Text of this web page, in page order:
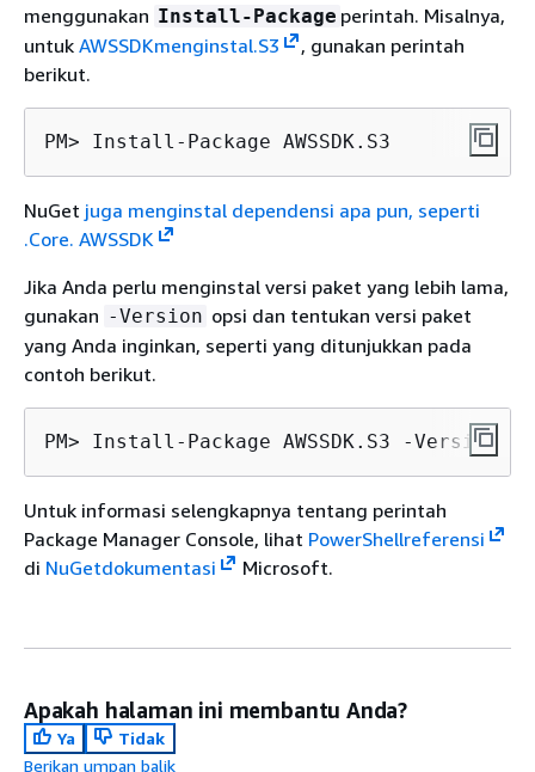
menggunakan Install-Package perintah. Misalnya,
untuk AWSSDKmenginstal.S3
, gunakan perintah
berikut.
PM> Install-Package AWSSDK.S3
NuGet juga menginstal dependensi apa pun, seperti
.Core. AWSSDK
Jika Anda perlu menginstal versi paket yang lebih lama,
gunakan -Version opsi dan tentukan versi paket
yang Anda inginkan, seperti yang ditunjukkan pada
contoh berikut.
PM> Install-Package AWSSDK.S3 -Version
Untuk informasi selengkapnya tentang perintah
Package Manager Console, lihat PowerShellreferensi
di NuGetdokumentasi Microsoft.
Apakah halaman ini membantu Anda?
Ya
Tidak
Berikan umpan balik